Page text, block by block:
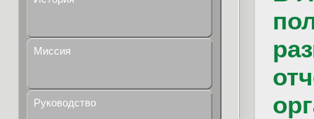
Миссия
Руководство